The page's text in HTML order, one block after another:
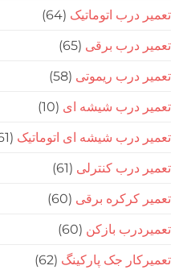
تعمیر درب اتوماتیک (64)
تعمیر درب برقی (65)
تعمیر درب ریموتی (58)
تعمیر درب شیشه ای (10)
تعمیر درب شیشه ای اتوماتیک (61)
تعمیر درب کنترلی (61)
تعمیر کرکره برقی (60)
تعمیردرب بازکن (60)
تعمیرکار جک پارکینگ (62)